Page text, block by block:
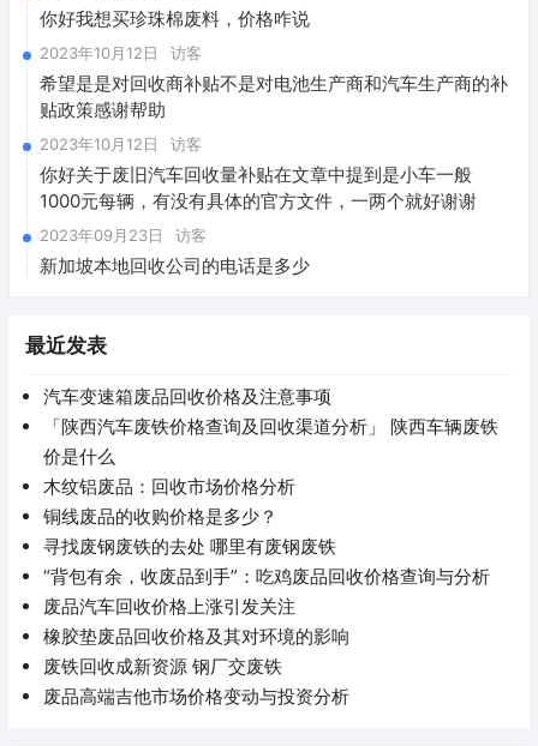
你好我想买珍珠棉废料，价格咋说
2023年10月12日 访客
希望是是对回收商补贴不是对电池生产商和汽车生产商的补
贴政策感谢帮助
2023年10月12日 访客
你好关于废旧汽车回收量补贴在文章中提到是小车一般
1000元每辆，有没有具体的官方文件，一两个就好谢谢
2023年09月23日 访客
新加坡本地回收公司的电话是多少
最近发表
汽车变速箱废品回收价格及注意事项
「陕西汽车废铁价格查询及回收渠道分析」 陕西车辆废铁
价是什么
木纹铝废品：回收市场价格分析
铜线废品的收购价格是多少？
寻找废钢废铁的去处 哪里有废钢废铁
“背包有余，收废品到手”：吃鸡废品回收价格查询与分析
废品汽车回收价格上涨引发关注
橡胶垫废品回收价格及其对环境的影响
废铁回收成新资源 钢厂交废铁
废品高端吉他市场价格变动与投资分析